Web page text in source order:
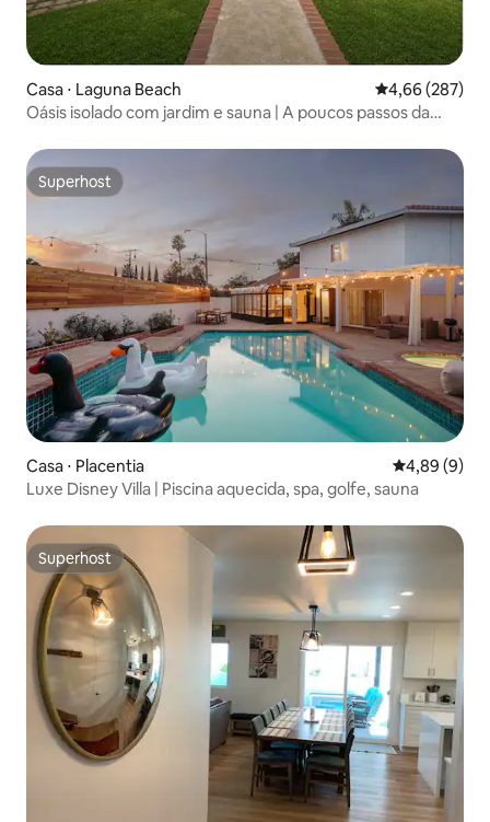
Casa ⋅ Laguna Beach 4,66 de uma
4,66 (287)
Oásis isolado com jardim e sauna | A poucos passos da
Superhost
Superhost
Casa ⋅ Placentia 4,89 de uma
4,89 (9)
Luxe Disney Villa | Piscina aquecida, spa, golfe, sauna
Superhost
Superhost